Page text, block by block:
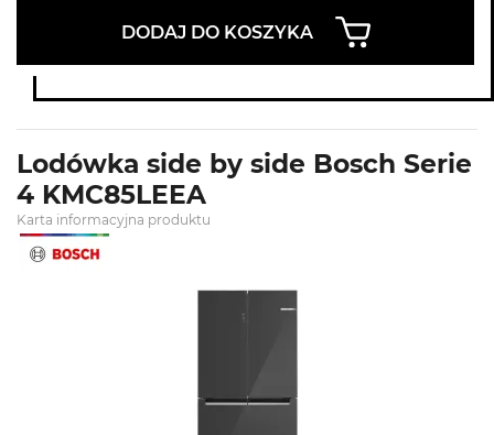
DODAJ DO KOSZYKA
Lodówka side by side Bosch Serie
4 KMC85LEEA
Karta informacyjna produktu